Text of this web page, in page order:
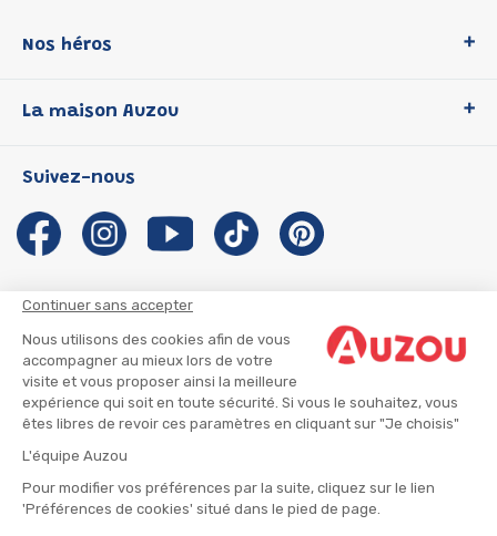
Continuer sans accepter
Nous utilisons des cookies afin de vous
accompagner au mieux lors de votre
visite et vous proposer ainsi la meilleure
expérience qui soit en toute sécurité. Si vous le souhaitez, vous
êtes libres de revoir ces paramètres en cliquant sur "Je choisis"
L'équipe Auzou
Pour modifier vos préférences par la suite, cliquez sur le lien
'Préférences de cookies' situé dans le pied de page.
Nos héros
P'tit Loup
Les Influenceuses
Migali
Petite Taupe
La maison Auzou
Notre histoire
Auzou s'engage
Auteurs et illustrateurs Auzou
Suivre mon colis
Infos consommateur
Suivez-nous
CGU
CGV
Mentions légales